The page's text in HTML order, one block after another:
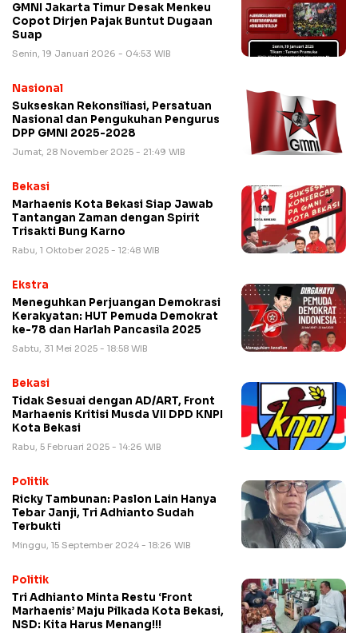
GMNI Jakarta Timur Desak Menkeu
Copot Dirjen Pajak Buntut Dugaan
Suap
Senin, 19 Januari 2026 - 04:53 WIB
Nasional
Sukseskan Rekonsiliasi, Persatuan
Nasional dan Pengukuhan Pengurus
DPP GMNI 2025-2028
Jumat, 28 November 2025 - 21:49 WIB
Bekasi
Marhaenis Kota Bekasi Siap Jawab
Tantangan Zaman dengan Spirit
Trisakti Bung Karno
Rabu, 1 Oktober 2025 - 12:48 WIB
Ekstra
Meneguhkan Perjuangan Demokrasi
Kerakyatan: HUT Pemuda Demokrat
ke-78 dan Harlah Pancasila 2025
Sabtu, 31 Mei 2025 - 18:58 WIB
Bekasi
Tidak Sesuai dengan AD/ART, Front
Marhaenis Kritisi Musda VII DPD KNPI
Kota Bekasi
Rabu, 5 Februari 2025 - 14:26 WIB
Politik
Ricky Tambunan: Paslon Lain Hanya
Tebar Janji, Tri Adhianto Sudah
Terbukti
Minggu, 15 September 2024 - 18:26 WIB
Politik
Tri Adhianto Minta Restu ‘Front
Marhaenis’ Maju Pilkada Kota Bekasi,
NSD: Kita Harus Menang!!!